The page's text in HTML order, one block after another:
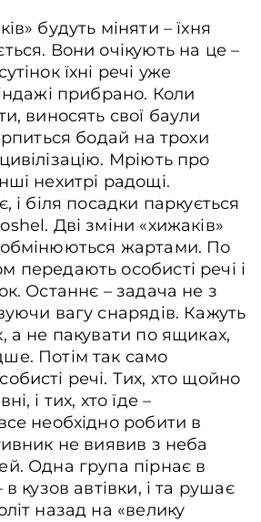
будуть міняти – їхня
Вони очікують на це –
їхні речі уже
прибрано. Коли
виносять свої баули
бодай на трохи
Мріють про
нехитрі радощі.
і біля посадки паркується
Дві зміни «хижаків»
жартами. По
передають особисті речі і
Останнє – задача не з
вагу снарядів. Кажуть
а не пакувати по ящиках,
Потім так само
речі. Тих, хто щойно
і тих, хто їде –
необхідно робити в
не виявив з неба
Одна група пірнає в
кузов автівки, і та рушає
назад на «велику